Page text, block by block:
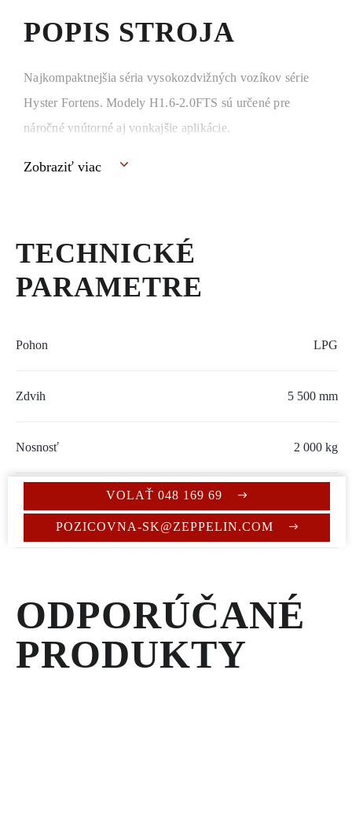
POPIS STROJA
Najkompaktnejšia séria vysokozdvižných vozíkov série
Hyster Fortens. Modely H1.6-2.0FTS sú určené pre
náročné vnútorné aj vonkajšie aplikácie.
Zobraziť viac
TECHNICKÉ
PARAMETRE
Pohon LPG
Zdvih 5 500 mm
Nosnosť 2 000 kg
VOLAŤ 048 169 69
POZICOVNA-SK@ZEPPELIN.COM
ODPORÚČANÉ
PRODUKTY